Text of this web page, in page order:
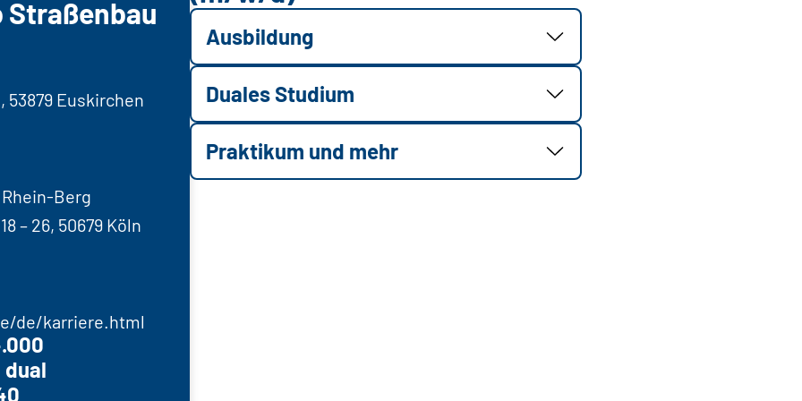
53879 Euskirchen
Berg
– 26, 50679 Köln
de/karriere.html
dual
Ausbildung
Duales Studium
Praktikum und mehr